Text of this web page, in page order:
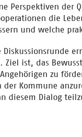
Perspektiven der
die
und welche
Diskussionsrunde
Ziel ist, das
zu
Kommune
diesem Dialog